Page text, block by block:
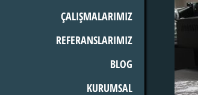
ÇALIŞMALARIMIZ
REFERANSLARIMIZ
BLOG
KURUMSAL